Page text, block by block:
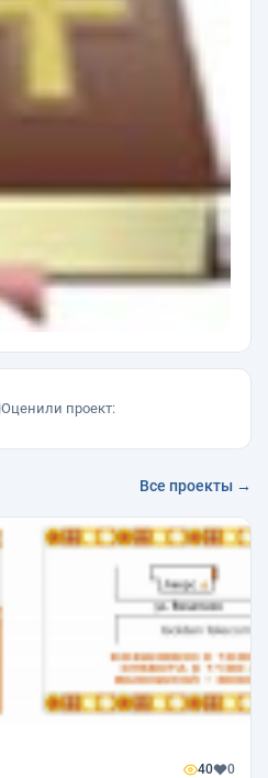
Оценили проект:
Все проекты →
40 0